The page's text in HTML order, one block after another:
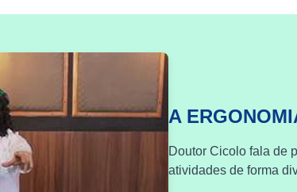
A
Doutor Cicolo fala de
atividades de forma